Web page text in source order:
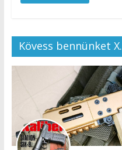
Kövess bennünket